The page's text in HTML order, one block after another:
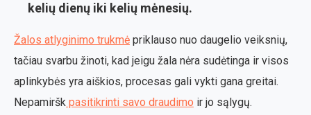
kelių dienų iki kelių mėnesių.
Žalos atlyginimo trukmė priklauso nuo daugelio veiksnių,
tačiau svarbu žinoti, kad jeigu žala nėra sudėtinga ir visos
aplinkybės yra aiškios, procesas gali vykti gana greitai.
Nepamiršk pasitikrinti savo draudimo ir jo sąlygų.